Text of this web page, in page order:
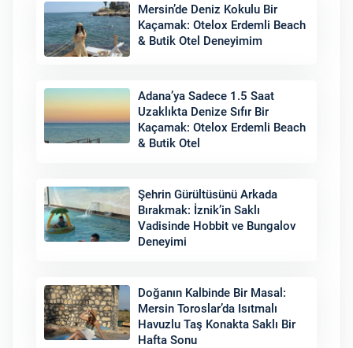
Mersin’de Deniz Kokulu Bir
Kaçamak: Otelox Erdemli Beach
& Butik Otel Deneyimim
Adana’ya Sadece 1.5 Saat
Uzaklıkta Denize Sıfır Bir
Kaçamak: Otelox Erdemli Beach
& Butik Otel
Şehrin Gürültüsünü Arkada
Bırakmak: İznik’in Saklı
Vadisinde Hobbit ve Bungalov
Deneyimi
Doğanın Kalbinde Bir Masal:
Mersin Toroslar’da Isıtmalı
Havuzlu Taş Konakta Saklı Bir
Hafta Sonu